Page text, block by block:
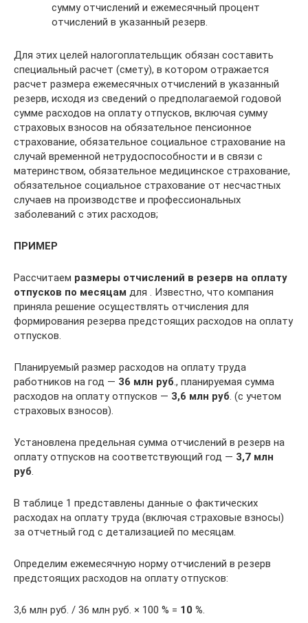
сумму отчислений и ежемесячный процент
отчислений в указанный резерв.
Для этих целей налогоплательщик обязан составить
специальный расчет (смету), в котором отражается
расчет размера ежемесячных отчислений в указанный
резерв, исходя из сведений о предполагаемой годовой
сумме расходов на оплату отпусков, включая сумму
страховых взносов на обязательное пенсионное
страхование, обязательное социальное страхование на
случай временной нетрудоспособности и в связи с
материнством, обязательное медицинское страхование,
обязательное социальное страхование от несчастных
случаев на производстве и профессиональных
заболеваний с этих расходов;
ПРИМЕР
Рассчитаем размеры отчислений в резерв на оплату
отпусков по месяцам для . Известно, что компания
приняла решение осуществлять отчисления для
формирования резерва предстоящих расходов на оплату
отпусков.
Планируемый размер расходов на оплату труда
работников на год — 36 млн руб., планируемая сумма
расходов на оплату отпусков — 3,6 млн руб. (с учетом
страховых взносов).
Установлена предельная сумма отчислений в резерв на
оплату отпусков на соответствующий год — 3,7 млн
руб.
В таблице 1 представлены данные о фактических
расходах на оплату труда (включая страховые взносы)
за отчетный год с детализацией по месяцам.
Определим ежемесячную норму отчислений в резерв
предстоящих расходов на оплату отпусков:
3,6 млн руб. / 36 млн руб. × 100 % = 10 %.